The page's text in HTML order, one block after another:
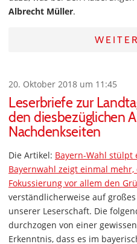
Albrecht Müller.
20. Oktober 2018 um 11:45
Leserbriefe zur
den diesbezüglichen
Nachdenkseiten
Die Artikel: Bayern-Wahl stülpt
Bayernwahl zeigt einmal
Fokussierung vor allem den
verständlicherweise auf
unserer Leserschaft. Die
durchzogen von einer
Erkenntnis, dass es im